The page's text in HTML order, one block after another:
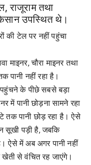
राजूराम तथा
उपस्थित थे।
की टेल पर नहीं पहुंचा
माइनर, चौरा माइनर तथा
पानी नहीं रहा है।
पहुंचने के पीछे सबसे बड़ा
में पानी छोड़ना सामने रहा
तक पानी छोड़ रहा है। ऐसे
सूखी पड़ी है, जबकि
ऐसे में अब अगर पानी नहीं
से वंचित रह जाएंगे।